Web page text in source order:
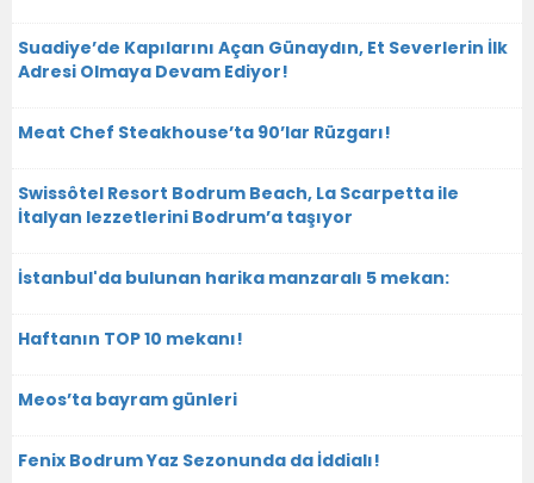
Suadiye’de Kapılarını Açan Günaydın, Et Severlerin İlk
Adresi Olmaya Devam Ediyor!
Meat Chef Steakhouse’ta 90’lar Rüzgarı!
Swissôtel Resort Bodrum Beach, La Scarpetta ile
İtalyan lezzetlerini Bodrum’a taşıyor
İstanbul'da bulunan harika manzaralı 5 mekan:
Haftanın TOP 10 mekanı!
Meos’ta bayram günleri
Fenix Bodrum Yaz Sezonunda da İddialı!